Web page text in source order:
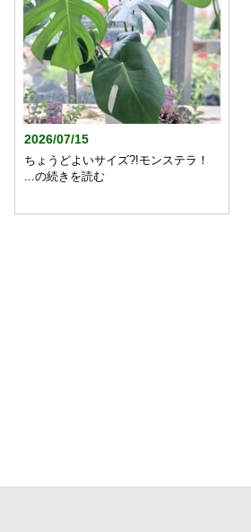
2026/07/15
ちょうどよいサイズ?!モンステラ！
...の続きを読む